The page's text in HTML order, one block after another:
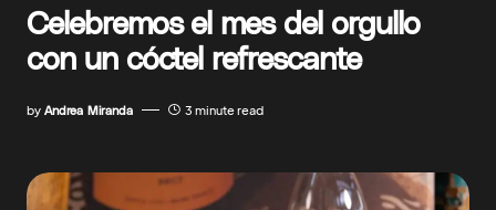
Celebremos el mes del orgullo
con un cóctel refrescante
by Andrea Miranda 3 minute read